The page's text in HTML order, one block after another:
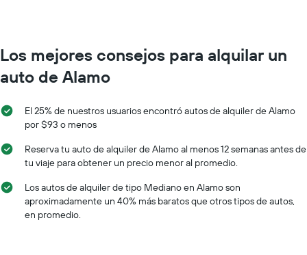
Los mejores consejos para alquilar un
auto de Alamo
El 25% de nuestros usuarios encontró autos de alquiler de Alamo
por $93 o menos
Reserva tu auto de alquiler de Alamo al menos 12 semanas antes de
tu viaje para obtener un precio menor al promedio.
Los autos de alquiler de tipo Mediano en Alamo son
aproximadamente un 40% más baratos que otros tipos de autos,
en promedio.